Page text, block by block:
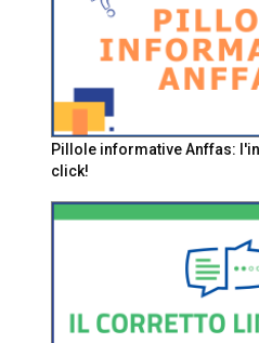
Pillole informative Anffas:
click!